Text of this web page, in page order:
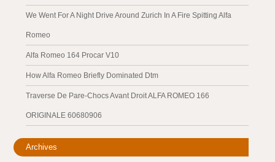
We Went For A Night Drive Around Zurich In A Fire Spitting Alfa
Romeo
Alfa Romeo 164 Procar V10
How Alfa Romeo Briefly Dominated Dtm
Traverse De Pare-Chocs Avant Droit ALFA ROMEO 166
ORIGINALE 60680906
Archives